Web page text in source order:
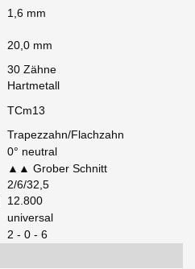
1,6 mm
20,0 mm
30 Zähne
Hartmetall
TCm13
Trapezzahn/Flachzahn
0° neutral
▲▲ Grober Schnitt
2/6/32,5
12.800
universal
2 - 0 - 6